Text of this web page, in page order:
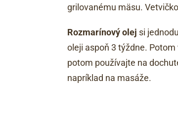
grilovanému mäsu.
Rozmarínový olej si
oleji aspoň 3 týždne.
potom používajte na
napríklad na masáže.